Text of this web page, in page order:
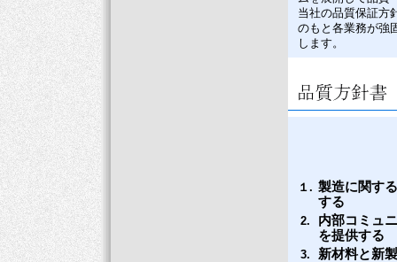
当社の品質保証方
のもと各業務が強
します。
１. 製造に関す
する
2.
内部コミュ
を提供する
3. 新材料と新